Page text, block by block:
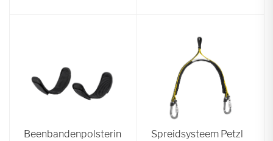
Beenbandenpolsterin Spreidsysteem Petzl